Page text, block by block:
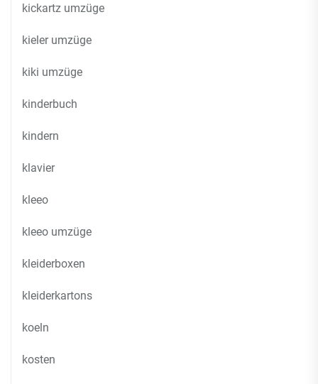
kickartz umzüge
kieler umzüge
kiki umzüge
kinderbuch
kindern
klavier
kleeo
kleeo umzüge
kleiderboxen
kleiderkartons
koeln
kosten